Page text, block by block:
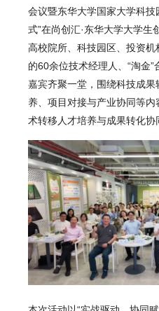
会议暨东华大学国家大学科
式”在尚创汇·东华大学大学生
高校院所、科技园区、投资
的60余位技术经理人、“淘金
嘉宾齐聚一堂，围绕科技成
养、项目对接与产业协同等
术转移人才培养与成果转化协